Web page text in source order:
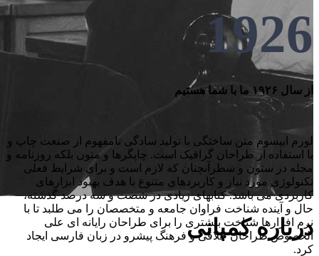
درباره کمپانی
1926
از سال ۱۹۲۶ ما با شما هستیم
لورم ایپسوم متن ساختگی با تولید سادگی نامفهوم از صنعت چاپ و
با استفاده از طراحان گرافیک است. چاپگرها و متون بلکه روزنامه و
مجله در ستون و سطرآنچنان که لازم است و برای شرایط فعلی
تکنولوژی مورد نیاز و کاربردهای متنوع با هدف بهبود ابزارهای
کاربردی می باشد. کتابهای زیادی در شصت و سه درصد گذشته،
حال و آینده شناخت فراوان جامعه و متخصصان را می طلبد تا با
نرم افزارها شناخت بیشتری را برای طراحان رایانه ای علی
الخصوص طراحان خلاقی و فرهنگ پیشرو در زبان فارسی ایجاد
کرد.